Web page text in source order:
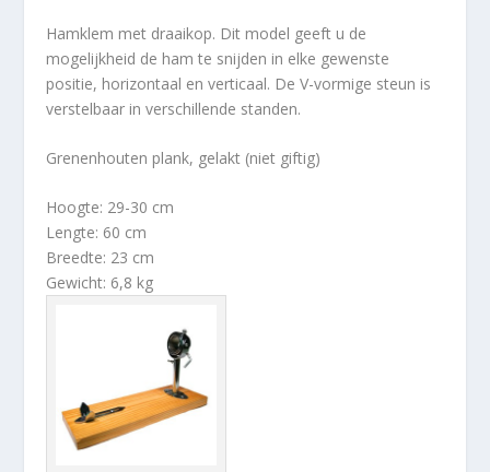
Hamklem met draaikop. Dit model geeft u de
mogelijkheid de ham te snijden in elke gewenste
positie, horizontaal en verticaal. De V-vormige steun is
verstelbaar in verschillende standen.
Grenenhouten plank, gelakt (niet giftig)
Hoogte: 29-30 cm
Lengte: 60 cm
Breedte: 23 cm
Gewicht: 6,8 kg